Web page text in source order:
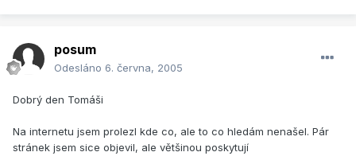
posum
Odesláno 6. června, 2005
Dobrý den Tomáši
Na internetu jsem prolezl kde co, ale to co hledám nenašel. Pár
stránek jsem sice objevil, ale většinou poskytují